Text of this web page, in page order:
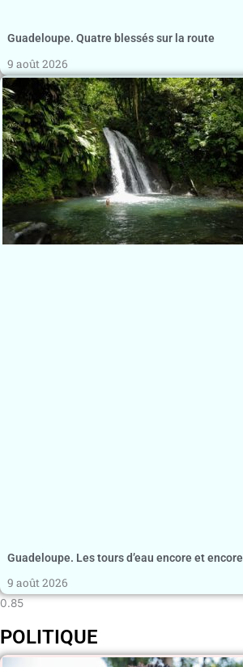
Guadeloupe. Quatre blessés sur la route
9 août 2026
Guadeloupe. Les tours d’eau encore et encore
9 août 2026
POLITIQUE